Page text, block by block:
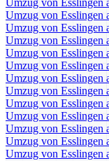
Umzug von Esslingen
Umzug von Esslingen
Umzug von Esslingen
Umzug von Esslingen
Umzug von Esslingen
Umzug von Esslingen
Umzug von Esslingen
Umzug von Esslingen
Umzug von Esslingen
Umzug von Esslingen
Umzug von Esslingen
Umzug von Esslingen
Umzug von Esslingen